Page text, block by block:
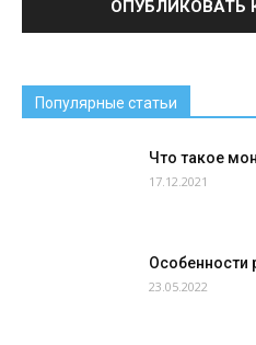
Популярные статьи
Что такое
17.12.2021
Особенности
23.05.2022